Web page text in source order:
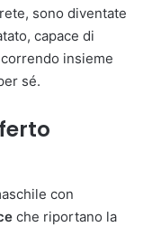
sono diventate
capace di
insieme
sé.
con
che riportano la